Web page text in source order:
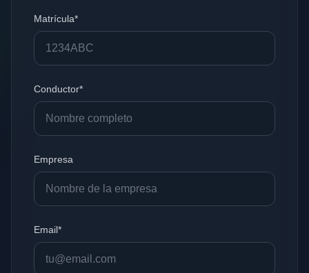
Matrícula*
Conductor*
Empresa
Email*